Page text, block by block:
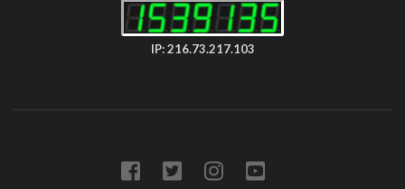
IP: 216.73.217.103